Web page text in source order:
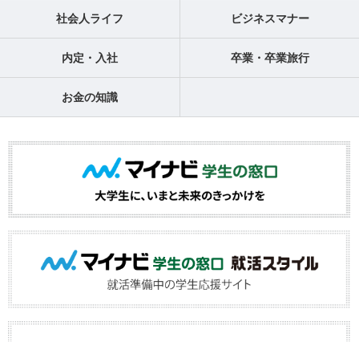
社会人ライフ ビジネスマナー
内定・入社 卒業・卒業旅行
お金の知識